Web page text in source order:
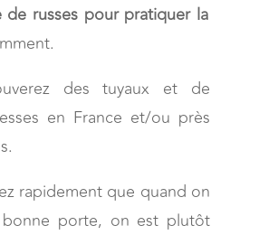
de russes pour pratiquer la
des tuyaux et de
en France et/ou près
rapidement que quand on
porte, on est plutôt